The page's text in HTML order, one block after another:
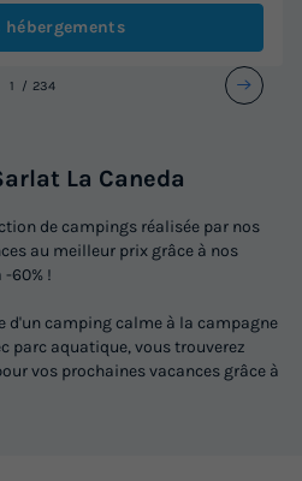
hébergements
1 234
La Caneda
de campings réalisée par nos
au meilleur prix grâce à nos
60% !
d'un camping calme à la campagne
parc aquatique, vous trouverez
vos prochaines vacances grâce à